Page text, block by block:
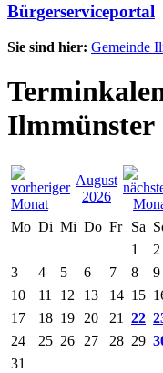
Bürgerserviceportal
Sie sind hier: Gemeinde
Ilmmünster
August
2026
Mo Di Mi Do Fr Sa
1
2
3
4 5 6 7 8
9
10
11 12 13 14 15
17
18 19 20 21 22
24
25 26 27 28 29
31